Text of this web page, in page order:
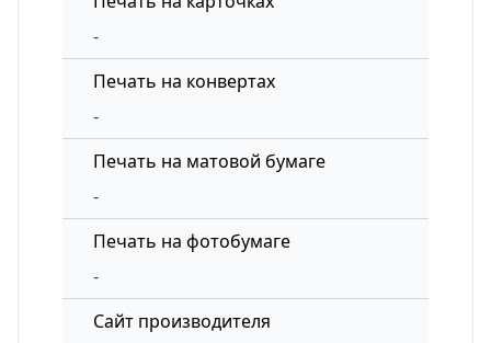
-
Печать на конвертах
-
Печать на матовой бумаге
-
Печать на фотобумаге
-
Сайт производителя